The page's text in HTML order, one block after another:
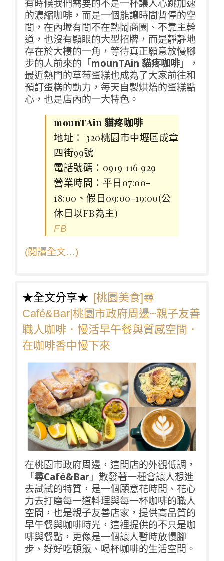
有時候我們需要的不是一杯讓人心跳加速
的濃縮咖啡，而是一個能讓時間暫停的空
間，在內壢有間不在熱鬧商圈、不靠主幹
道，也沒有顯眼的大型招牌，而是靜靜地
存在於大樓的一角，等待真正願意放慢腳
步的人前來的「mounTAin 貓疼咖啡」，
最近熱門的草莓蛋糕也成為了大家前往和
預訂蛋糕的動力，每天自製烘焙的蛋糕點
心，也是店內的一大特色。
mounTAin 貓疼咖啡
地址： 320桃園市中壢區成章
四街99號
電話號碼：0919 116 929
營業時間：平日07:00-
18:00、假日09:00-19:00(公
休日以FB為主)
FB
(閱讀全文…)
★全文分享★ [桃園美食]尋
Café&Bar|桃園市政府周邊~親子友善
職人咖啡．慢活早午餐與質感空間．
在咖啡香中慢下來
在桃園市政府周邊，這間店的外觀低調，
「尋Café&Bar」散發著一種會讓人想進
去試試的特質，是一個願意花時間、花心
力去打磨每一道料理與每一杯咖啡的職人
空間，也是親子友善店家，提供高品質的
早午餐與咖啡時光，這裡提供的不只是咖
啡與餐點，更像是一個讓人暫時放慢腳
步、好好吃頓飯、喝杯咖啡的生活空間。